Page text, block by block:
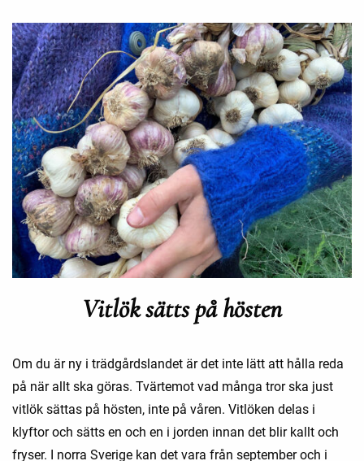
Vitlök sätts på hösten
Om du är ny i trädgårdslandet är det inte lätt att hålla reda
på när allt ska göras. Tvärtemot vad många tror ska just
vitlök sättas på hösten, inte på våren. Vitlöken delas i
klyftor och sätts en och en i jorden innan det blir kallt och
fryser. I norra Sverige kan det vara från september och i